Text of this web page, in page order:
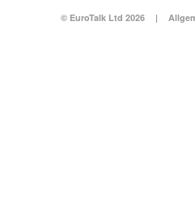
© EuroTalk Ltd 2026 |